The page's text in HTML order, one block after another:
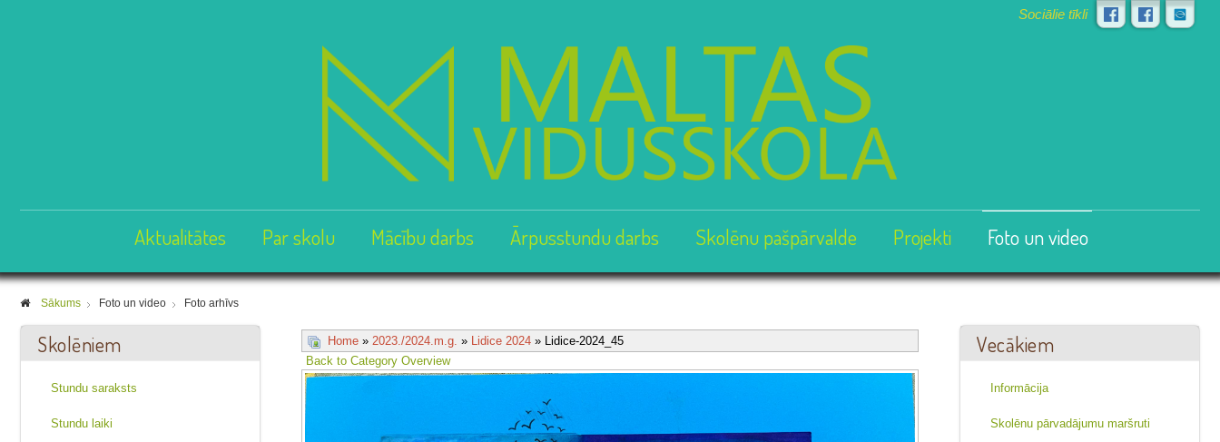
Sociālie tīkli
Aktualitātes Par skolu Mācību darbs Ārpusstundu darbs Skolēnu pašpārvalde Projekti Foto un video
Sākums Foto un video Foto arhīvs
Skolēniem
Stundu saraksts
Stundu laiki
Vecākiem
Informācija
Skolēnu pārvadājumu maršruti
Home » 2023./2024.m.g. » Lidice 2024 » Lidice-2024_45
Back to Category Overview